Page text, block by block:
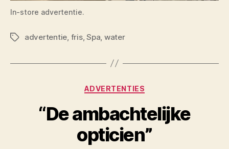
In-store advertentie.
Tagsadvertentie, fris,Spa, water
Categorieën
ADVERTENTIES
“De ambachtelijke
opticien”